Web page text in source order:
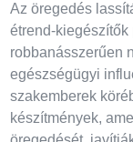
Az öregedés
étrend-
robbanásszerűen
egészségügyi
szakemberek
készítmények,